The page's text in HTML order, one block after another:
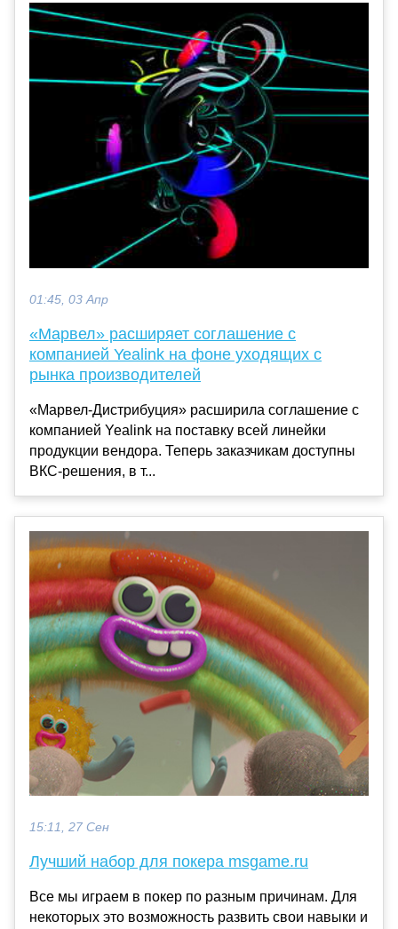
01:45, 03 Апр
«Марвел» расширяет соглашение с
компанией Yealink на фоне уходящих с
рынка производителей
«Марвел-Дистрибуция» расширила соглашение с
компанией Yealink на поставку всей линейки
продукции вендора. Теперь заказчикам доступны
ВКС-решения, в т...
15:11, 27 Сен
Лучший набор для покера msgame.ru
Все мы играем в покер по разным причинам. Для
некоторых это возможность развить свои навыки и